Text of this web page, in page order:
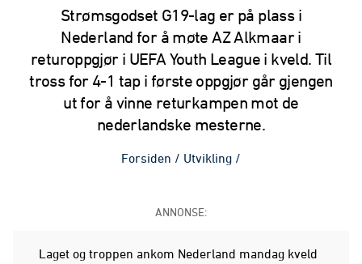
Strømsgodset G19-lag er på plass i
Nederland for å møte AZ Alkmaar i
returoppgjør i UEFA Youth League i kveld. Til
tross for 4-1 tap i første oppgjør går gjengen
ut for å vinne returkampen mot de
nederlandske mesterne.
Forsiden / Utvikling /
ANNONSE:
Laget og troppen ankom Nederland mandag kveld